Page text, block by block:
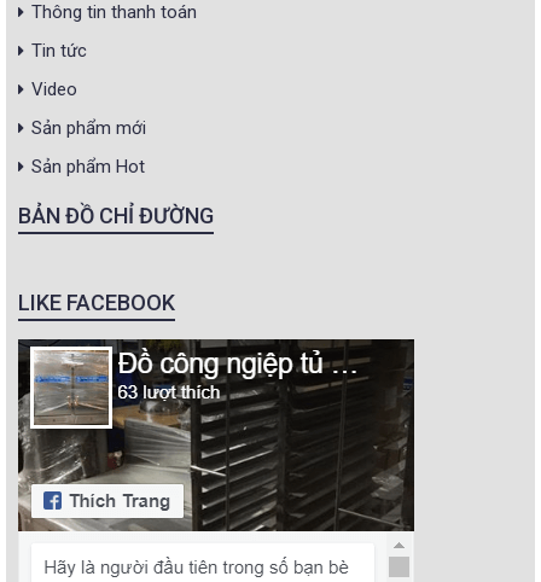
Thông tin thanh toán
Tin tức
Video
Sản phẩm mới
Sản phẩm Hot
BẢN ĐỒ CHỈ ĐƯỜNG
LIKE FACEBOOK